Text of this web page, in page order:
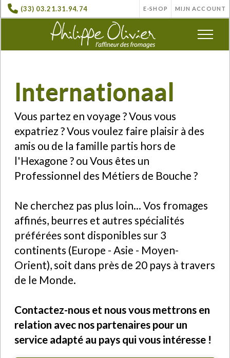
(33) 03.21.31.94.74 E-SHOP MIJN ACCOUNT
Internationaal
Vous partez en voyage ? Vous vous
expatriez ? Vous voulez faire plaisir à des
amis ou de la famille partis hors de
l'Hexagone ? ou Vous êtes un
Professionnel des Métiers de Bouche ?
Ne cherchez pas plus loin... Vos fromages
affinés, beurres et autres spécialités
préférées sont disponibles sur 3
continents (Europe - Asie - Moyen-
Orient), soit dans près de 20 pays à travers
de le Monde.
Contactez-nous et nous vous mettrons en
relation avec nos partenaires pour un
service adapté au pays qui vous intéresse !